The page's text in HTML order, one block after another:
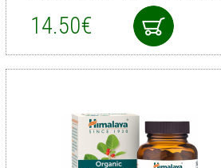
14.50€